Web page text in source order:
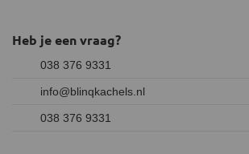
Heb je een vraag?
038 376 9331
info@blinqkachels.nl
038 376 9331